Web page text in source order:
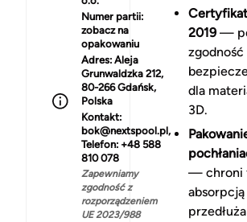
Numer partii:
zobacz na
opakowaniu
Adres: Aleja
Grunwaldzka 212,
80-266 Gdańsk,
Polska
Kontakt:
bok@nextspool.pl,
Telefon: +48 588
810 078
Zapewniamy
zgodność z
rozporządzeniem
UE 2023/988
2019—
dla
3D.
— chroni